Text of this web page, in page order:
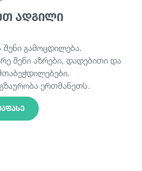
ადგილი
შენი გამოცდილება.
შენი აზრები, დადებითი და
ერთმანეთს.